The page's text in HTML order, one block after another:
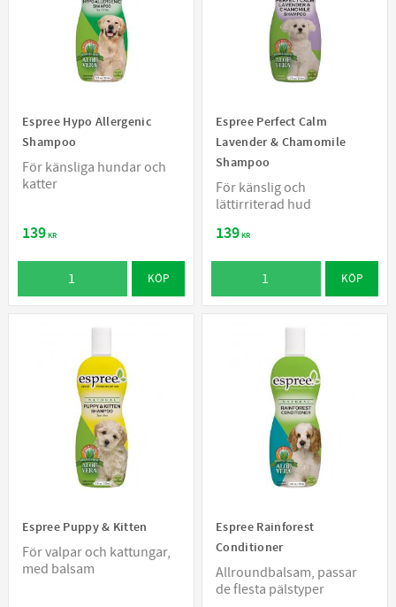
Espree Hypo Allergenic
Shampoo
För känsliga hundar och
katter
139KR
KÖP
Espree Perfect Calm
Lavender & Chamomile
Shampoo
För känslig och
lättirriterad hud
139KR
KÖP
Espree Puppy & Kitten
För valpar och kattungar,
med balsam
Espree Rainforest
Conditioner
Allroundbalsam, passar
de flesta pälstyper